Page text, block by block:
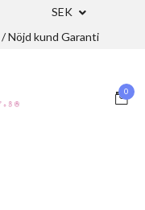
SEK
Nöjd kund Garanti
0